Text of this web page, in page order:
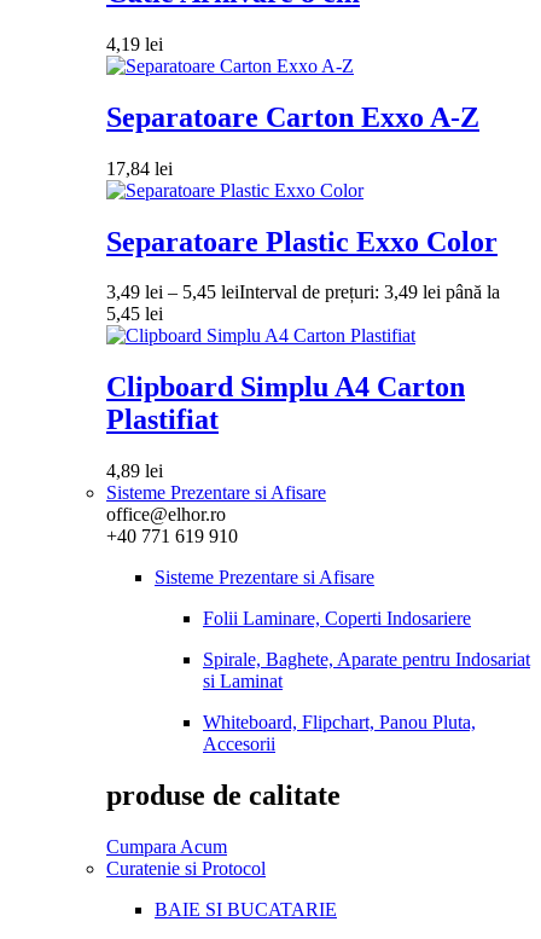
4,19 lei
Separatoare Carton Exxo A-Z
17,84 lei
Separatoare Plastic Exxo Color
3,49 lei – 5,45 leiInterval de prețuri: 3,49 lei până la
5,45 lei
Clipboard Simplu A4 Carton
Plastifiat
4,89 lei
Sisteme Prezentare si Afisare
office@elhor.ro
+40 771 619 910
Sisteme Prezentare si Afisare
Folii Laminare, Coperti Indosariere
Spirale, Baghete, Aparate pentru Indosariat
si Laminat
Whiteboard, Flipchart, Panou Pluta,
Accesorii
produse de calitate
Cumpara Acum
Curatenie si Protocol
BAIE SI BUCATARIE